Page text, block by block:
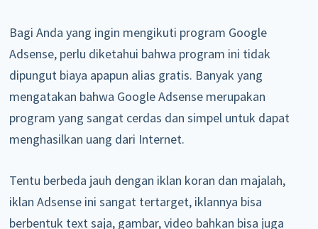
Bagi Anda yang ingin mengikuti program Google
Adsense, perlu diketahui bahwa program ini tidak
dipungut biaya apapun alias gratis. Banyak yang
mengatakan bahwa Google Adsense merupakan
program yang sangat cerdas dan simpel untuk dapat
menghasilkan uang dari Internet.
Tentu berbeda jauh dengan iklan koran dan majalah,
iklan Adsense ini sangat tertarget, iklannya bisa
berbentuk text saja, gambar, video bahkan bisa juga